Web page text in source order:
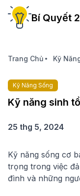
Bí Quyết
Trang Chủ Kỹ
Kỹ Năng Sống
Kỹ năng sinh
25 thg 5, 2024
Kỹ năng sống cơ
trọng trong việc
đình và những